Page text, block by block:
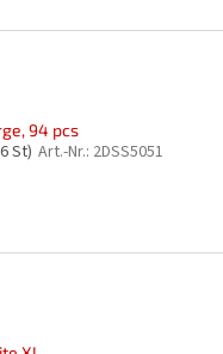
94 pcs
St) Art.-Nr.: 2DSS5051